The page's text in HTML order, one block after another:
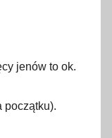
jenów to ok.
początku).